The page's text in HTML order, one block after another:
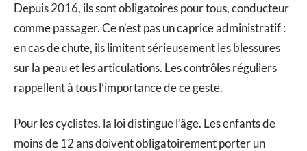
Depuis 2016, ils sont obligatoires pour tous, conducteur
comme passager. Ce n’est pas un caprice administratif :
en cas de chute, ils limitent sérieusement les blessures
sur la peau et les articulations. Les contrôles réguliers
rappellent à tous l’importance de ce geste.
Pour les cyclistes, la loi distingue l’âge. Les enfants de
moins de 12 ans doivent obligatoirement porter un